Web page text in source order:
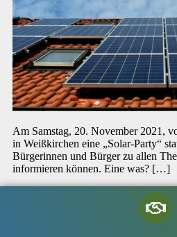
Am Samstag, 20. November 2021,
in Weißkirchen eine „Solar-Party“
Bürgerinnen und Bürger zu allen
informieren können. Eine was? […]